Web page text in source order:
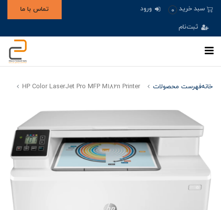
سبد خرید 0 ورود
ثبت‌نام
تماس با ما
خانهفهرست محصولات HP Color LaserJet Pro MFP M182n Printer